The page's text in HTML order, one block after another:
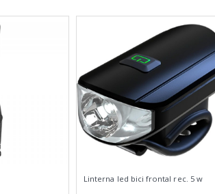
Linterna led bici frontal rec. 5 w